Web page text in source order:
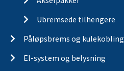
Ubremsede tilhengere
Påløpsbrems og kulekobling
El-system og belysning